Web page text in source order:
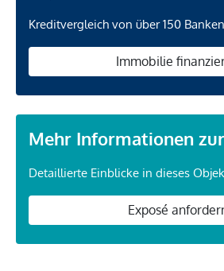
Kreditvergleich von über 150
Immobilie
Mehr Informationen
Detaillierte Einblicke in dieses
Exposé